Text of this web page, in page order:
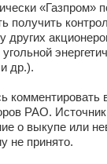
«Газпром»
получить
других
др.).
комментировать
РАО.
о выкупе или
не принято.